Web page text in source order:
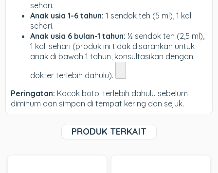
sehari.
Anak usia 1-6 tahun: 1 sendok teh (5 ml), 1 kali
sehari.
Anak usia 6 bulan-1 tahun: ½ sendok teh (2,5 ml),
1 kali sehari (produk ini tidak disarankan untuk
anak di bawah 1 tahun, konsultasikan dengan
dokter terlebih dahulu).
Peringatan: Kocok botol terlebih dahulu sebelum
diminum dan simpan di tempat kering dan sejuk.
PRODUK TERKAIT